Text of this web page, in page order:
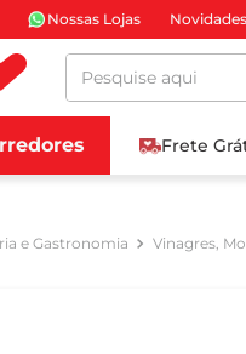
Nossas Lojas Novidades
Pesquise aqui
Frete
e Gastronomia Vinagres,